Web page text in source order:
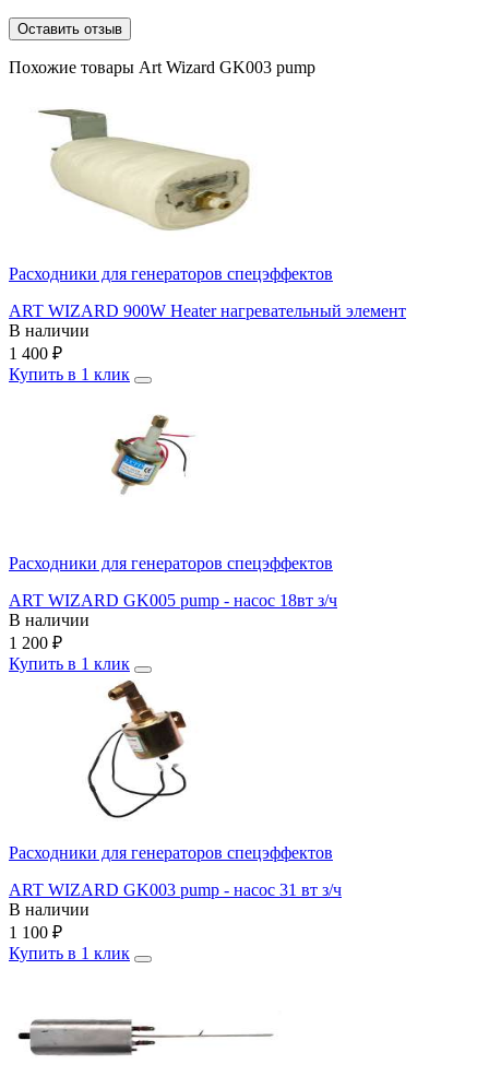
Оставить отзыв
Похожие товары Art Wizard GK003 pump
Расходники для генераторов спецэффектов
ART WIZARD 900W Heater нагревательный элемент
В наличии
1 400 ₽
Купить в 1 клик
Расходники для генераторов спецэффектов
ART WIZARD GK005 pump - насос 18вт з/ч
В наличии
1 200 ₽
Купить в 1 клик
Расходники для генераторов спецэффектов
ART WIZARD GK003 pump - насос 31 вт з/ч
В наличии
1 100 ₽
Купить в 1 клик